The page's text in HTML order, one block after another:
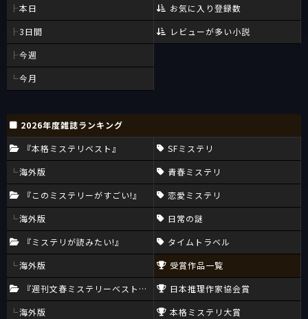
本日
3日間
今週
今月
お気に入り登録数
レビューが多い小説
2026年度雑誌ランキング
『本格ミステリベスト』
海外版
『このミステリーがすごい!』
海外版
『ミステリが読みたい!』
海外版
『週刊文春ミステリーベスト10』
海外版
SFミステリ
青春ミステリ
恋愛ミステリ
日常の謎
タイムトラベル
受賞作品一覧
日本推理作家協会賞
本格ミステリ大賞